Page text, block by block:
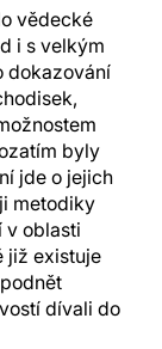
vědecké
i s velkým
dokazování
byly
jde o jejich
metodiky
v oblasti
již existuje
dívali do